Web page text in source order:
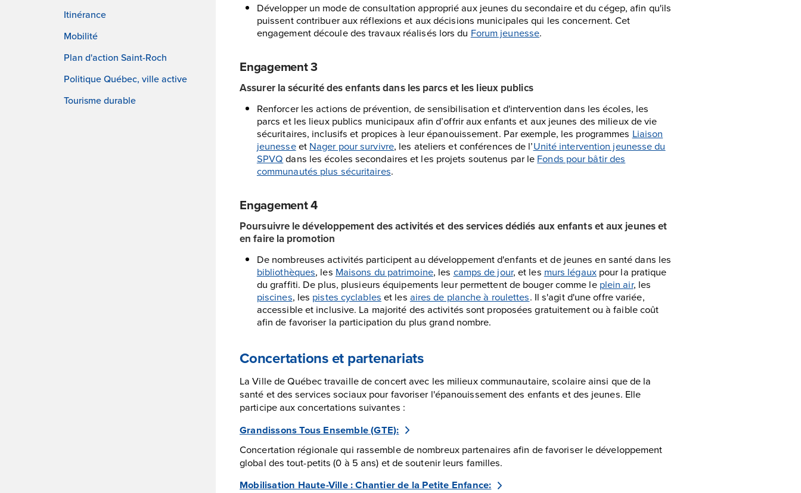
Itinérance
Mobilité
Plan d'action Saint-Roch
Politique Québec, ville active
Tourisme durable
Développer un mode de consultation approprié aux jeunes du secondaire et du cégep, afin qu'ils
puissent contribuer aux réflexions et aux décisions municipales qui les concernent. Cet
engagement découle des travaux réalisés lors du Forum jeunesse.
Engagement 3
Assurer la sécurité des enfants dans les parcs et les lieux publics
Renforcer les actions de prévention, de sensibilisation et d'intervention dans les écoles, les
parcs et les lieux publics municipaux afin d’offrir aux enfants et aux jeunes des milieux de vie
sécuritaires, inclusifs et propices à leur épanouissement. Par exemple, les programmes Liaison
jeunesseet Nager pour survivre, les ateliers et conférences de l’Unité intervention jeunesse du
SPVQ dans les écoles secondaires et les projets soutenus par le Fonds pour bâtir des
communautés plus sécuritaires.
Engagement 4
Poursuivre le développement des activités et des services dédiés aux enfants et aux jeunes et
en faire la promotion
De nombreuses activités participent au développement d'enfants et de jeunes en santé dans les
bibliothèques, les Maisons du patrimoine, les camps de jour, et les murs légauxpour la pratique
du graffiti. De plus, plusieurs équipements leur permettent de bouger comme le plein air, les
piscines, les pistes cyclables et les aires de planche à roulettes. Il s'agit d'une offre variée,
accessible et inclusive. La majorité des activités sont proposées gratuitement ou à faible coût
afin de favoriser la participation du plus grand nombre.
Concertations et partenariats
La Ville de Québec travaille de concert avec les milieux communautaire, scolaire ainsi que de la
santé et des services sociaux pour favoriser l'épanouissement des enfants et des jeunes. Elle
participe aux concertations suivantes :
Grandissons Tous Ensemble (GTE):
Concertation régionale qui rassemble de nombreux partenaires afin de favoriser le développement
global des tout-petits (0 à 5 ans) et de soutenir leurs familles.
Mobilisation Haute-Ville : Chantier de la Petite Enfance: